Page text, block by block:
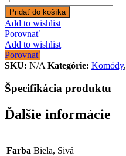
Pridať do košíka
Add to wishlist
Porovnať
Add to wishlist
Porovnať
SKU: N/A Kategórie: Komódy,
Špecifikácia produktu
Ďalšie informácie
Farba Biela, Sivá